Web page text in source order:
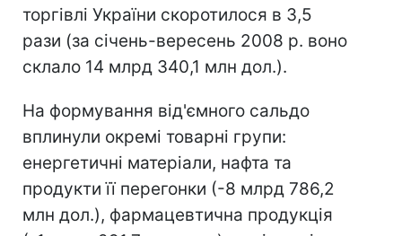
торгівлі України скоротилося в 3,5
рази (за січень-вересень 2008 р. воно
склало 14 млрд 340,1 млн дол.).
На формування від'ємного сальдо
вплинули окремі товарні групи:
енергетичні матеріали, нафта та
продукти її перегонки (-8 млрд 786,2
млн дол.), фармацевтична продукція